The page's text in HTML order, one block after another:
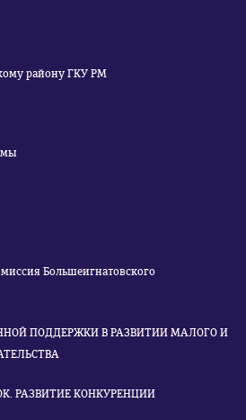
району ГКУ РМ
Большеигнатовского
ПОДДЕРЖКИ В РАЗВИТИИ МАЛОГО И
РАЗВИТИЕ КОНКУРЕНЦИИ